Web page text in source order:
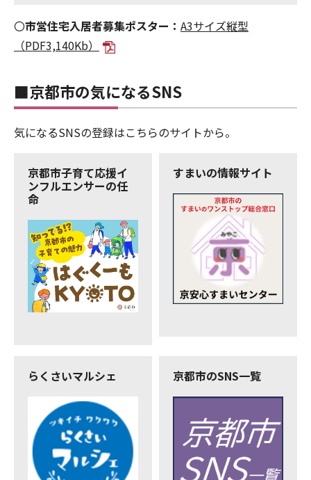
〇市営住宅入居者募集ポスター： A3サイズ縦型
（PDF3,140Kb）
■京都市の気になるSNS
気になるSNSの登録はこちらのサイトから。
京都市子育て応援イ
ンフルエンサーの任
命
すまいの情報サイト
らくさいマルシェ 京都市のSNS一覧